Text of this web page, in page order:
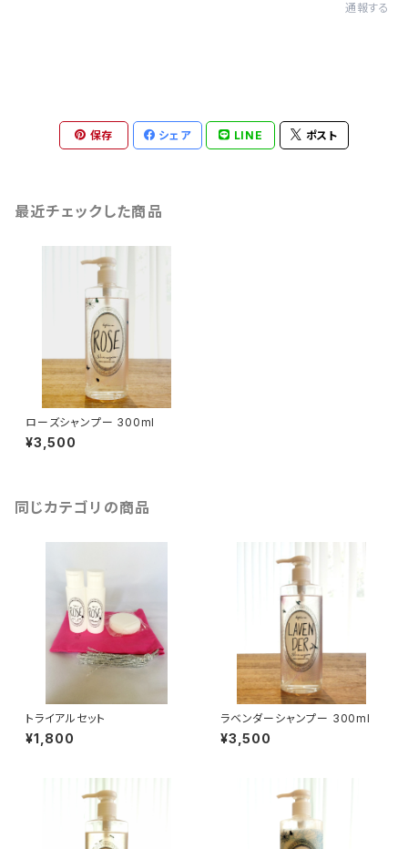
通報する
保存 シェア LINE ポスト
最近チェックした商品
ローズシャンプー 300ml
¥3,500
同じカテゴリの商品
トライアルセット
¥1,800
ラベンダーシャンプー 300ml
¥3,500